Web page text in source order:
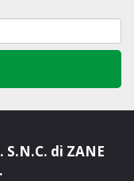
S.N.C. di ZANE